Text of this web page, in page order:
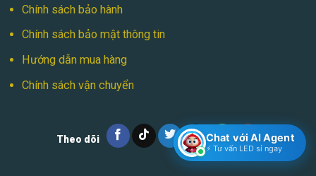
Chính sách bảo hành
Chính sách bảo mật thông tin
Hướng dẫn mua hàng
Chính sách vận chuyển
Theo dõi Chat với AI Agent
⚡ Tư vấn LED sỉ ngay